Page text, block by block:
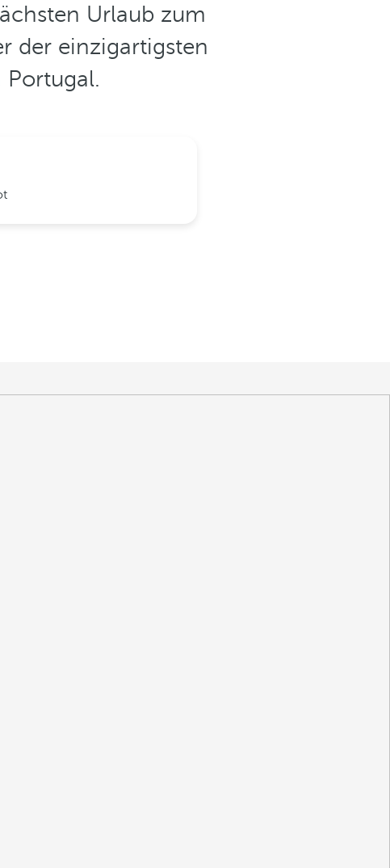
Urlaub zum
der einzigartigsten
Portugal.